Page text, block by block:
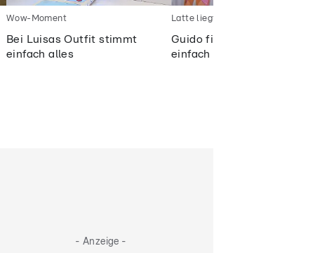
Bei Luisas Outfit stimmt
einfach alles
Wow-Moment
Guido findet Luisas Look
einfach perfekt
Latte liegt hoch
- Anzeige -